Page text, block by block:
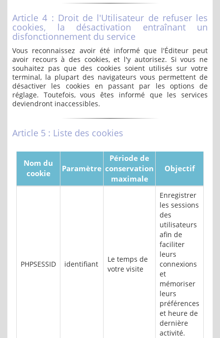
Article 4 : Droit de l'Utilisateur de refuser les
cookies, la désactivation entraînant un
disfonctionnement du service
Vous reconnaissez avoir été informé que l'Éditeur peut
avoir recours à des cookies, et l'y autorisez. Si vous ne
souhaitez pas que des cookies soient utilisés sur votre
terminal, la plupart des navigateurs vous permettent de
désactiver les cookies en passant par les options de
réglage. Toutefois, vous êtes informé que les services
deviendront inaccessibles.
Article 5 : Liste des cookies
Nom du
cookie
Paramètre
Période de
conservation
maximale
Objectif
PHPSESSID identifiant
Le temps de
votre visite
Enregistrer
les sessions
des
utilisateurs
afin de
faciliter
leurs
connexions
et
mémoriser
leurs
préférences
et heure de
dernière
activité.